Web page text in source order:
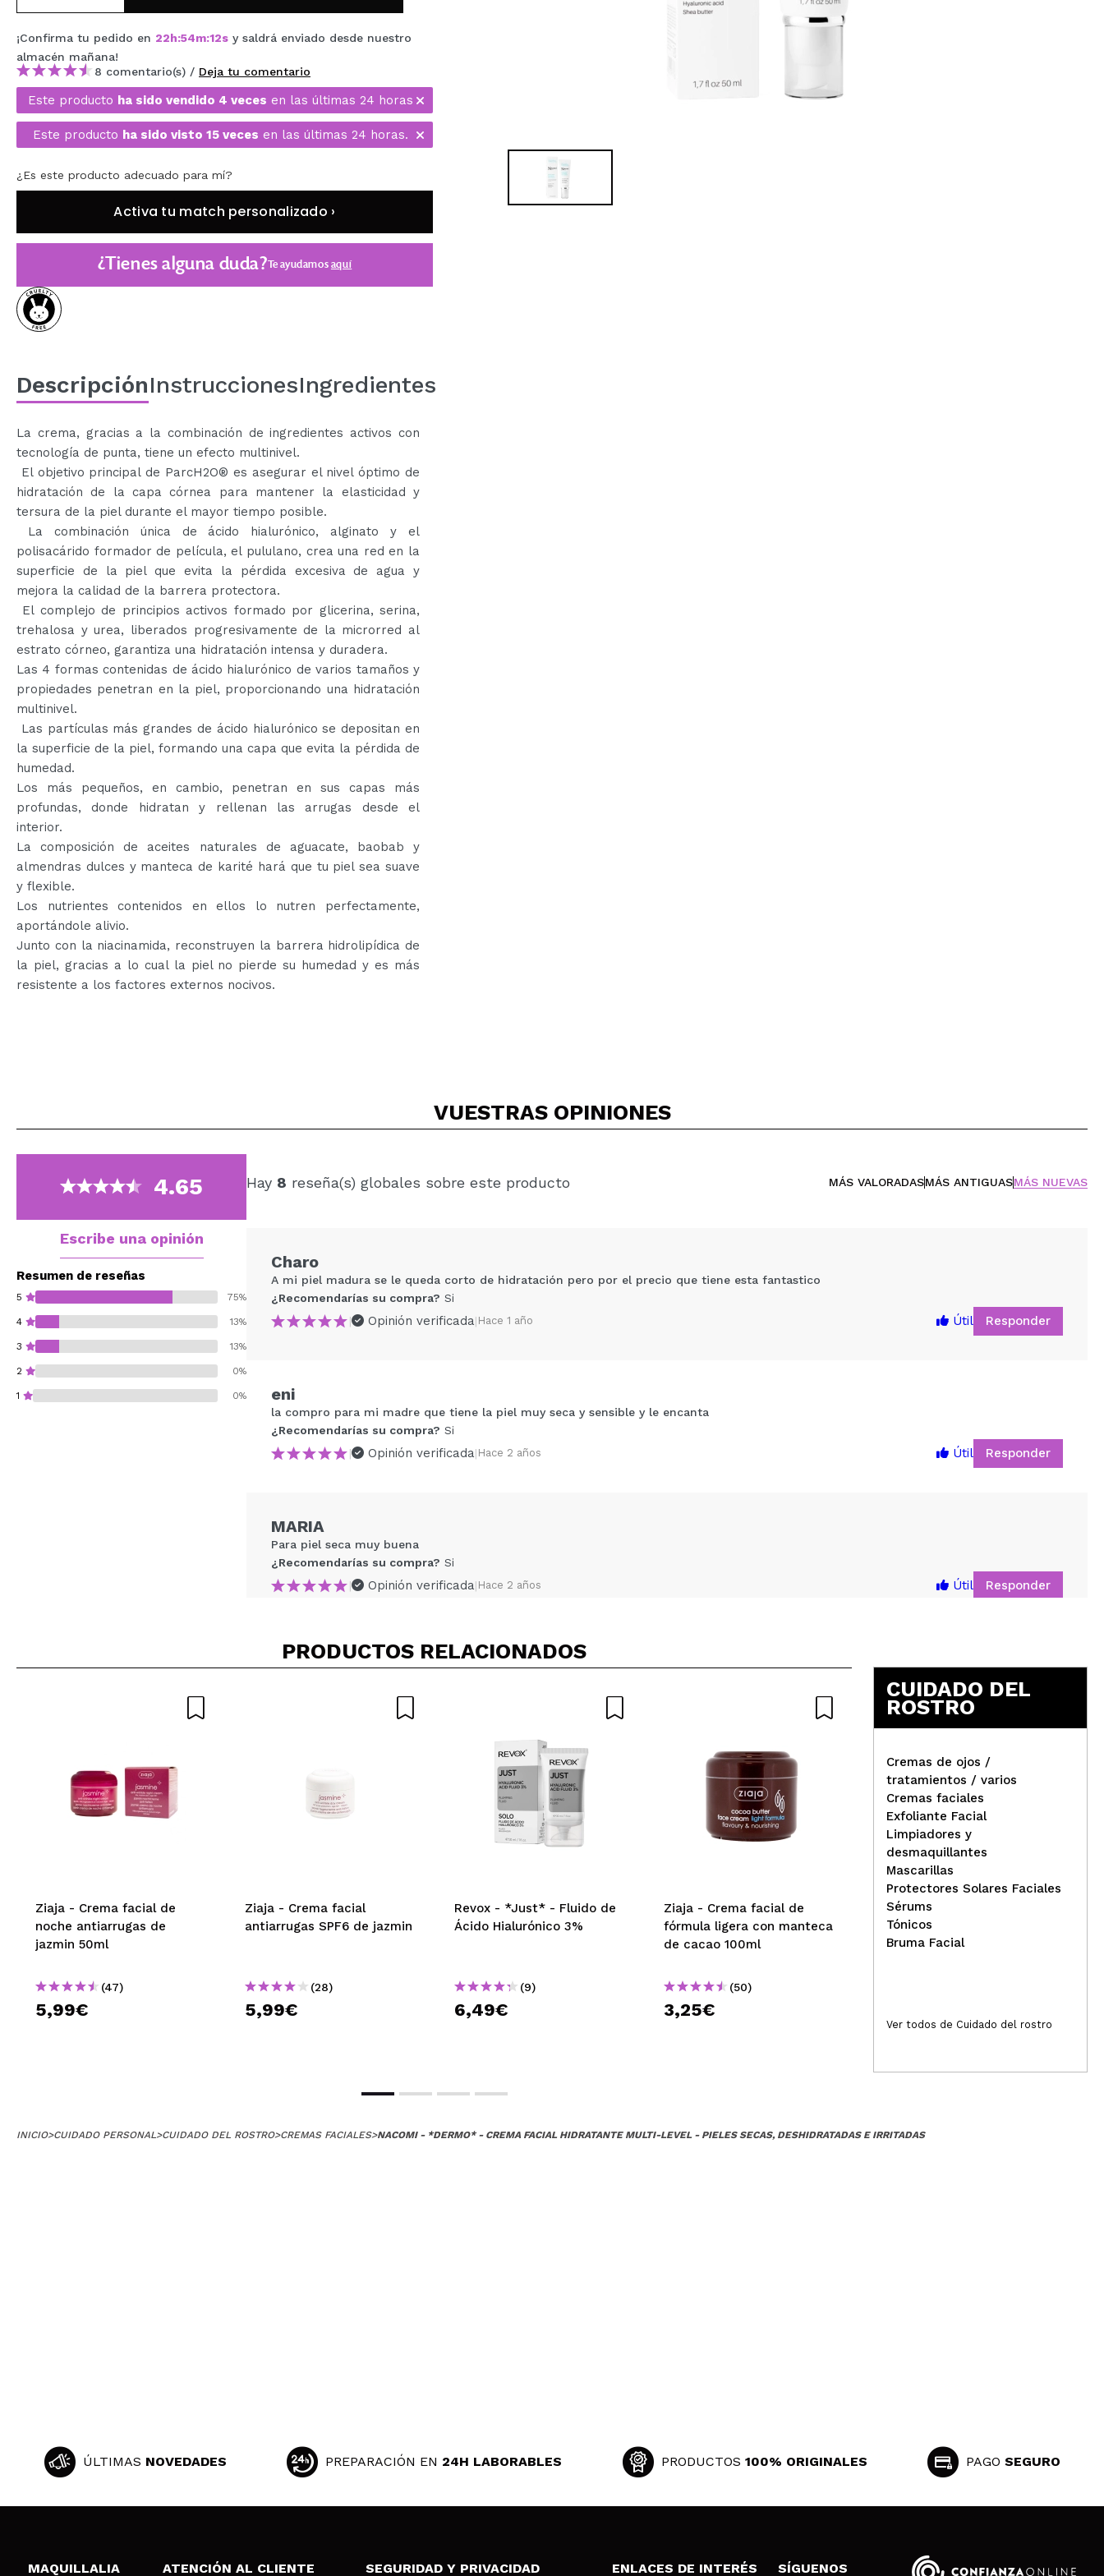
MAQUIFARMA
KOREA ZONE
TRAVEL SIZE
NATURE
OFERTAS
¡HAN VUELTO!
PRÓXIMAMENTE
BLOG
¡Confirma tu pedido en 22h:54m:12s y saldrá enviado desde nuestro
almacén mañana!
8 comentario(s) / Deja tu comentario
Este producto ha sido vendido 4 veces en las últimas 24 horas
Este producto ha sido visto 15 veces en las últimas 24 horas.
¿Es este producto adecuado para mí?
Activa tu match personalizado ›
¿Tienes alguna duda?Te ayudamosaquí
DescripciónInstruccionesIngredientes
La crema, gracias a la combinación de ingredientes activos con
tecnología de punta, tiene un efecto multinivel.
El objetivo principal de ParcH2O® es asegurar el nivel óptimo de
hidratación de la capa córnea para mantener la elasticidad y
tersura de la piel durante el mayor tiempo posible.
La combinación única de ácido hialurónico, alginato y el
polisacárido formador de película, el pululano, crea una red en la
superficie de la piel que evita la pérdida excesiva de agua y
mejora la calidad de la barrera protectora.
El complejo de principios activos formado por glicerina, serina,
trehalosa y urea, liberados progresivamente de la microrred al
estrato córneo, garantiza una hidratación intensa y duradera.
Las 4 formas contenidas de ácido hialurónico de varios tamaños y
propiedades penetran en la piel, proporcionando una hidratación
multinivel.
Las partículas más grandes de ácido hialurónico se depositan en
la superficie de la piel, formando una capa que evita la pérdida de
humedad.
Los más pequeños, en cambio, penetran en sus capas más
profundas, donde hidratan y rellenan las arrugas desde el
interior.
La composición de aceites naturales de aguacate, baobab y
almendras dulces y manteca de karité hará que tu piel sea suave
y flexible.
Los nutrientes contenidos en ellos lo nutren perfectamente,
aportándole alivio.
Junto con la niacinamida, reconstruyen la barrera hidrolipídica de
la piel, gracias a lo cual la piel no pierde su humedad y es más
resistente a los factores externos nocivos.
VUESTRAS OPINIONES
4.65
Escribe una opinión
Resumen de reseñas
5 75%
4 13%
3 13%
2 0%
1 0%
Hay 8 reseña(s) globales sobre este producto MÁS VALORADASMÁS ANTIGUASMÁS NUEVAS
Compartir un vídeo o una foto
Tu vídeo podría ser el primero. Imagínatelo...
Charo
A mi piel madura se le queda corto de hidratación pero por el precio que tiene esta fantastico
¿Recomendarías su compra? Si
|
Opinión verificada| Hace 1 año Útil Responder
eni
la compro para mi madre que tiene la piel muy seca y sensible y le encanta
¿Recomendarías su compra? Si
|
Opinión verificada| Hace 2 años Útil Responder
MARIA
Para piel seca muy buena
¿Recomendarías su compra? Si
|
Opinión verificada| Hace 2 años Útil Responder
Beatriz
¿Recomendarías su compra?
Vanesa
Mí crema lowcost favorita, hidratante y calma las rojeces , deja un aspecto en la piel muy saludable y luminosa sin ser grasa.
Útil
Es efectivamente muy hidratante y para pieles secas, porque sí que deja durante un rato la típica sensación algo aceitosa, que notas
PRODUCTOS RELACIONADOS
Ziaja - Crema facial de
noche antiarrugas de
jazmin 50ml
(47)
5,99€
Ziaja - Crema facial
antiarrugas SPF6 de jazmin
(28)
5,99€
Revox - *Just* - Fluido de
Ácido Hialurónico 3%
(9)
6,49€
Ziaja - Crema facial de
fórmula ligera con manteca
de cacao 100ml
(50)
3,25€
Ziaja - Crema facial de día
hidratante con leche de
cabra SPF20 50ml
CUIDADO DEL
ROSTRO
Cremas de ojos /
tratamientos / varios
Cremas faciales
Exfoliante Facial
Limpiadores y
desmaquillantes
Mascarillas
Protectores Solares Faciales
Sérums
Tónicos
Bruma Facial
Ver todos de Cuidado del rostro
INICIO>CUIDADO PERSONAL >CUIDADO DEL ROSTRO>CREMAS FACIALES>NACOMI - *DERMO* - CREMA FACIAL HIDRATANTE MULTI-LEVEL - PIELES SECAS, DESHIDRATADAS E IRRITADAS
ÚLTIMAS NOVEDADES PREPARACIÓN EN 24H LABORABLES PRODUCTOS 100% ORIGINALES PAGO SEGURO
MAQUILLALIA ATENCIÓN AL CLIENTE SEGURIDAD Y PRIVACIDAD ENLACES DE INTERÉS SÍGUENOS